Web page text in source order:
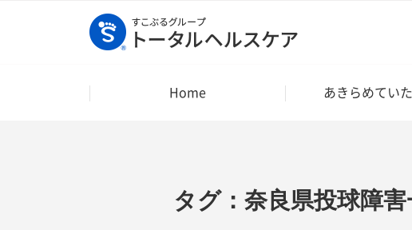
Home あきらめてい
タグ：奈良県投球障